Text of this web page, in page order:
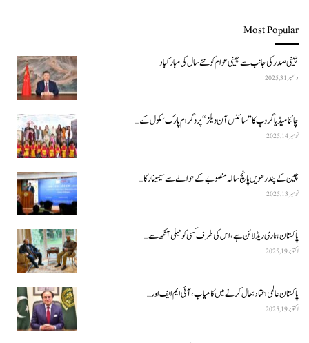
Most Popular
چینی صدر کی جانب سے چینی عوام کو نئے سال کی مبارکباد
دسمبر 31, 2025
چائنا میڈیا گروپ کا ”سائنس آن ویلز“ پروگرام پارک سکول کے…
نومبر 14, 2025
چین کے پندرھویں پانچ سالہ منصوبے کے حوالے سے سیمینار کا…
نومبر 13, 2025
پاکستان ہماری ریڈ لائن ہے، اس کی طرف کسی کو میلی آنکھ سے…
اکتوبر 19, 2025
پاکستان عالمی اعتماد بحال کرنے میں کامیاب، آئی ایم ایف اور…
اکتوبر 19, 2025